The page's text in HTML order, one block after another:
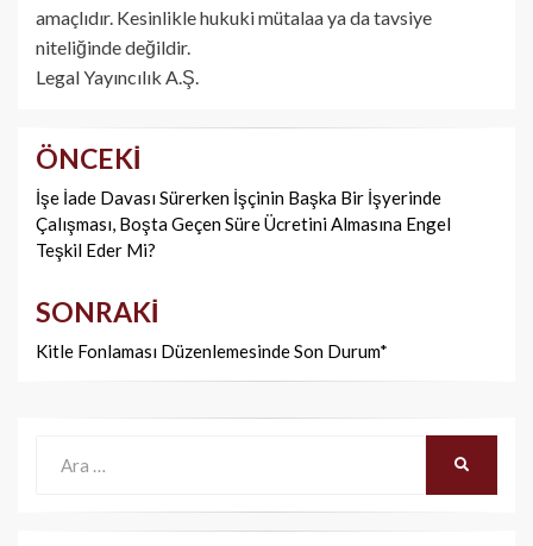
amaçlıdır. Kesinlikle hukuki mütalaa ya da tavsiye
niteliğinde değildir.
Legal Yayıncılık A.Ş.
Yazı
dolaşımı
ÖNCEKI
İşe İade Davası Sürerken İşçinin Başka Bir İşyerinde
Çalışması, Boşta Geçen Süre Ücretini Almasına Engel
Teşkil Eder Mi?
SONRAKI
Kitle Fonlaması Düzenlemesinde Son Durum*